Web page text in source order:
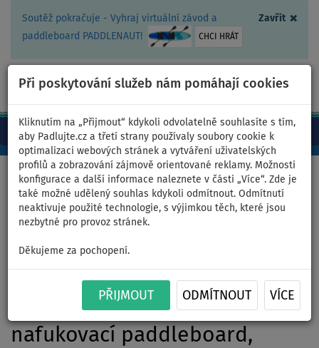
Zavřít ×
Soutěž pokračuje - Vyhraj virtuální závod a
paddleboard PADDLENAUT!
CHCI HRÁT
Při poskytování služeb nám pomáhají cookies
Kliknutím na „Přijmout“ kdykoli odvolatelně souhlasíte s tím,
aby Padlujte.cz a třetí strany používaly soubory cookie k
optimalizaci webových stránek a vytváření uživatelských
profilů a zobrazování zájmově orientované reklamy. Možnosti
konfigurace a další informace naleznete v části „Více“. Zde je
také možné udělený souhlas kdykoli odmítnout. Odmítnutí
neaktivuje použité technologie, s výjimkou těch, které jsou
nezbytné pro provoz stránek.
Děkujeme za pochopení.
PŘIJMOUT ODMÍTNOUT VÍCE
CZ/Kč +420 467 409 090 0ks
Domů >Nafukovací paddleboardy >Střední univerzální
Paddleboard GLADIATOR
WindSUP 10'7 komplet s
nafukovací plachtou -
nafukovací paddleboard,